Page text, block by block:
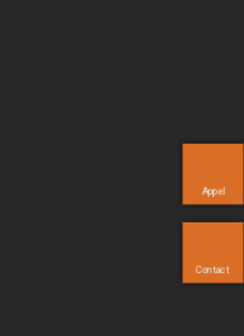
Appel
Contact